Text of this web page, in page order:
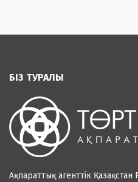
БІЗ ТУРАЛЫ
Ақпараттық агенттік